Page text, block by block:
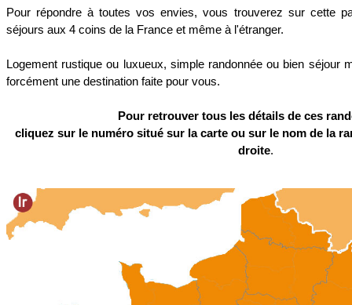
Pour répondre à toutes vos envies, vous trouverez sur cette
séjours aux 4 coins de la France et même à l'étranger.
Logement rustique ou luxueux, simple randonnée ou bien séjour
forcément une destination faite pour vous.
Pour retrouver tous les détails de ces
cliquez sur le numéro situé sur la carte ou sur le nom de la
droite.